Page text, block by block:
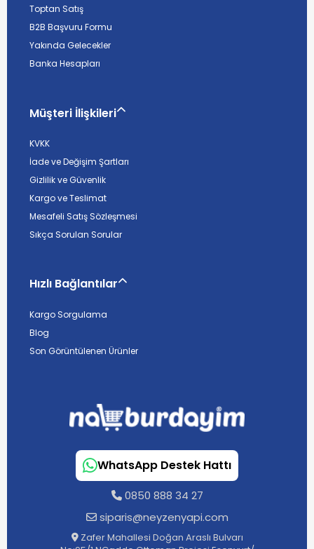
Toptan Satış
B2B Başvuru Formu
Yakında Gelecekler
Banka Hesapları
Müşteri İlişkileri
KVKK
İade ve Değişim Şartları
Gizlilik ve Güvenlik
Kargo ve Teslimat
Mesafeli Satış Sözleşmesi
Sıkça Sorulan Sorular
Hızlı Bağlantılar
Kargo Sorgulama
Blog
Son Görüntülenen Ürünler
WhatsApp Destek Hattı
0850 888 34 27
siparis@neyzenyapi.com
Zafer Mahallesi Doğan Araslı Bulvarı